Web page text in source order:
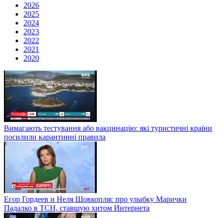
2026
2025
2024
2023
2022
2021
2020
Вимагають тестування або вакцинацію: які туристичні країни
посилили карантинні правила
Егор Гордеев и Неля Шовкопляс про улыбку Марички
Падалко в ТСН, ставшую хитом Интернета